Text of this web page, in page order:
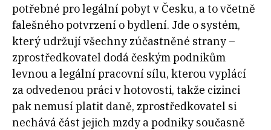
potřebné pro legální pobyt v Česku, a to včetně
falešného potvrzení o bydlení. Jde o systém,
který udržují všechny zúčastněné strany –
zprostředkovatel dodá českým podnikům
levnou a legální pracovní sílu, kterou vyplácí
za odvedenou práci v hotovosti, takže cizinci
pak nemusí platit daně, zprostředkovatel si
nechává část jejich mzdy a podniky současně